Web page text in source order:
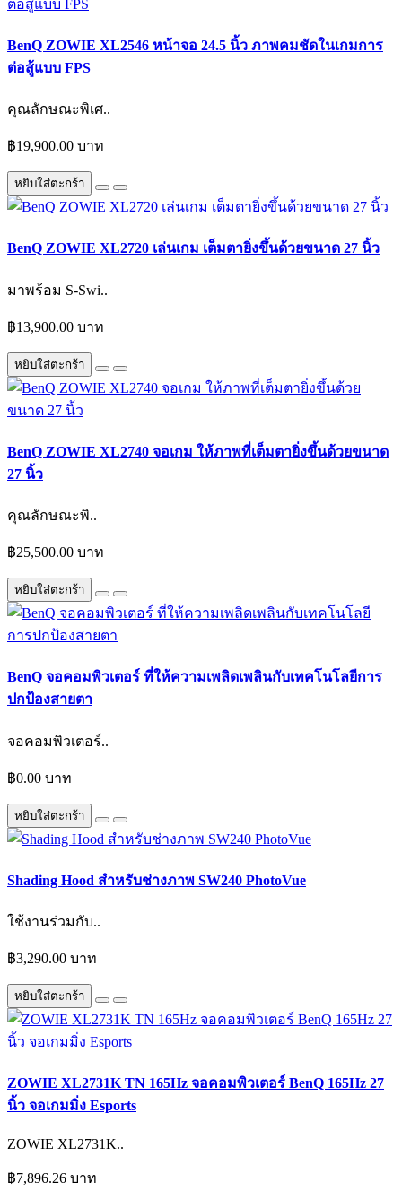
BenQ ZOWIE XL2546 หน้าจอ 24.5 นิ้ว ภาพคมชัดในเกมการ
ต่อสู้แบบ FPS
คุณลักษณะพิเศ..
฿19,900.00 บาท
หยิบใส่ตะกร้า
BenQ ZOWIE XL2720 เล่นเกม เต็มตายิ่งขึ้นด้วยขนาด 27 นิ้ว
มาพร้อม S-Swi..
฿13,900.00 บาท
หยิบใส่ตะกร้า
BenQ ZOWIE XL2740 จอเกม ให้ภาพที่เต็มตายิ่งขึ้นด้วยขนาด
27 นิ้ว
คุณลักษณะพิ..
฿25,500.00 บาท
หยิบใส่ตะกร้า
BenQ จอคอมพิวเตอร์ ที่ให้ความเพลิดเพลินกับเทคโนโลยีการ
ปกป้องสายตา
จอคอมพิวเตอร์..
฿0.00 บาท
หยิบใส่ตะกร้า
Shading Hood สำหรับช่างภาพ SW240 PhotoVue
ใช้งานร่วมกับ..
฿3,290.00 บาท
หยิบใส่ตะกร้า
ZOWIE XL2731K TN 165Hz จอคอมพิวเตอร์ BenQ 165Hz 27
นิ้ว จอเกมมิ่ง Esports
ZOWIE XL2731K..
฿7,896.26 บาท